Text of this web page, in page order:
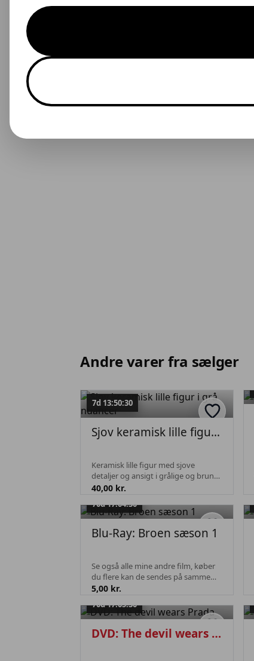
Andre varer fra sælger
7d 13:50:30
Sjov keramisk lille figur i grå nuancer
Keramisk lille figur med sjove
detaljer og ansigt i grålige og brune
glasurer. Figuren fremstår brugt
være interessant for samlere af
keramiske ni...
40,00 kr.
70d 17:04:30
Blu-Ray: Broen sæson 1
Se også alle mine andre film, køber
du flere kan de sendes på samme
fragt.
5,00 kr.
70d 17:05:30
DVD: The devil wears Prada